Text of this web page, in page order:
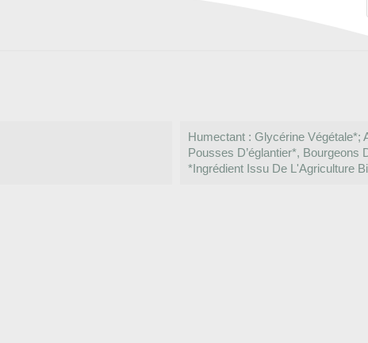
Humectant : Glycérine Végétale*;
Pousses D’églantier*,
*Ingrédient Issu De L'Agriculture